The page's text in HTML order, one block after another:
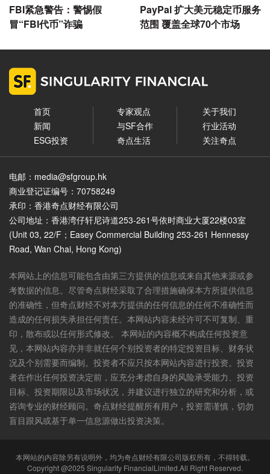
FBI紧急警告：警惕假
冒“FBI代币”诈骗
​PayPal 扩大美元稳定币服务
范围 覆盖全球70个市场
首页
新闻
ESG投资
专家观点
与SF合作
奇点生活
关于我们
行业活动
关注奇点
电邮：media@sfgroup.hk
商业登记证编号：70758249
承印：香港奇点财经有限公司
公司地址：香港湾仔轩尼诗道253-261号依时商业大厦22楼03室
(Unit 03, 22/F；Easey Commercial Building 253-261 Hennessy
Road, Wan Chai, Hong Kong)
本网站上的信息可能包含由第三方提供的信息或来自其他来源或参
考数据的信息。尽管奇点财经采取了合理措施确保本方所提供信息
的准确性，但奇点财经不对本方提供的任何信息的任何不准确性而
造成的任何损失承担任何责任。本网站内容未经许可不可复制、重
印，散布或以任何形式修改。 本网站的内容概不构成任何投资意
见，本网站内容亦并非就任何个别投资者的特定投资目标、财务状
况及个别需要而编制。投资者不应只按本网站内容进行投资。投资
者在作出任何投资决定前，应充分考虑自身的风险承受能力、投资
目标、投资期限以及市场状况，并建议进行独立的研究和分析，或
咨询专业的财经顾问。奇点财经提醒所有用户，投资需谨慎，切勿
盲目跟风或基于单一信息源做出投资决策。
本网站的内容除另有说明外，均为奇点财经有限公司版权所有，不得转载。
Copyright @2025 Singularity FinancialLimited.All Right Reserved.